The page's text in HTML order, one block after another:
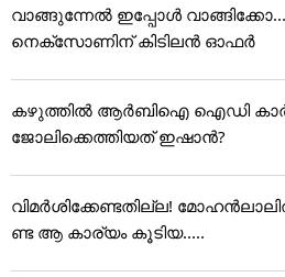
വാങ്ങുന്നേൽ ഇപ്പോൾ വാങ്ങിക്കോ...
നെക്സോണിന് കിടിലൻ ഓഫർ
കഴുത്തില്‍ ആര്‍ബിഐ ഐഡി
ജോലിക്കെത്തിയത് ഇഷാന്‍?
വിമർശിക്കേണ്ടതില്ല!
ണ്ട ആ കാര്യം കൂടിയ.....